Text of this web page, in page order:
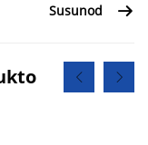
Susunod